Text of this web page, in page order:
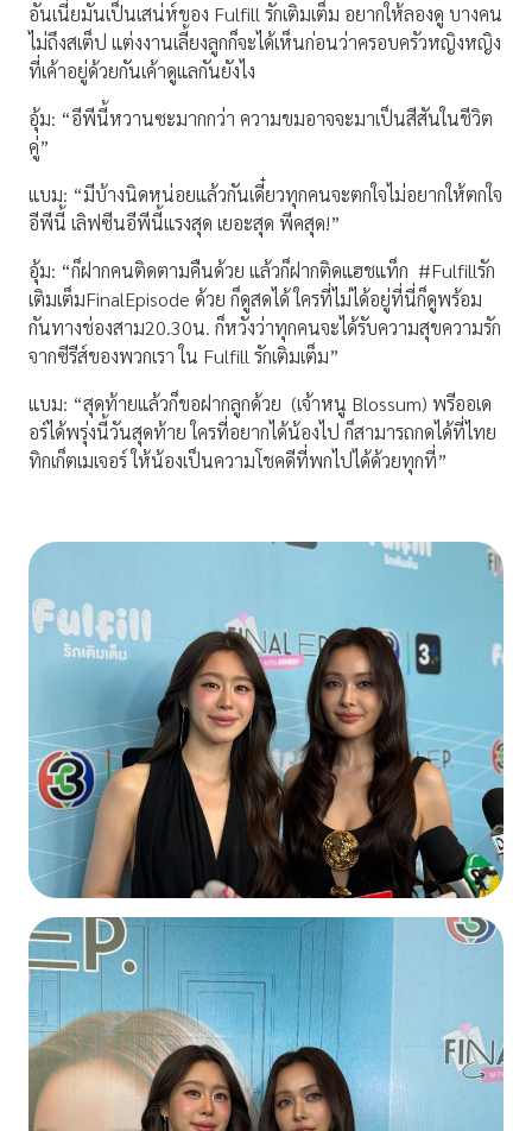
อันเนี่ยมันเป็นเสน่ห์ของ Fulfill รักเติมเต็ม อยากให้ลองดู บางคน
ไม่ถึงสเต็ป แต่งงานเลี้ยงลูกก็จะได้เห็นก่อนว่าครอบครัวหญิงหญิง
ที่เค้าอยู่ด้วยกันเค้าดูแลกันยังไง
อุ้ม: “อีพีนี้หวานซะมากกว่า ความขมอาจจะมาเป็นสีสันในชีวิต
คู่”
แบม: “มีบ้างนิดหน่อยแล้วกันเดี๋ยวทุกคนจะตกใจไม่อยากให้ตกใจ
อีพีนี้ เลิฟซีนอีพีนี้แรงสุด เยอะสุด พีคสุด!”
อุ้ม: “ก็ฝากคนติดตามคืนด้วย แล้วก็ฝากติดแฮชแท็ก #Fulfillรัก
เติมเต็มFinalEpisode ด้วย ก็ดูสดได้ ใครที่ไม่ได้อยู่ที่นี่ก็ดูพร้อม
กันทางช่องสาม20.30น. ก็หวังว่าทุกคนจะได้รับความสุขความรัก
จากซีรีส์ของพวกเรา ใน Fulfill รักเติมเต็ม”
แบม: “สุดท้ายแล้วก็ขอฝากลูกด้วย (เจ้าหนู Blossum) พรีออเด
อร์ได้พรุ่งนี้วันสุดท้าย ใครที่อยากได้น้องไป ก็สามารถกดได้ที่ไทย
ทิกเก็ตเมเจอร์ ให้น้องเป็นความโชคดีที่พกไปได้ด้วยทุกที่”